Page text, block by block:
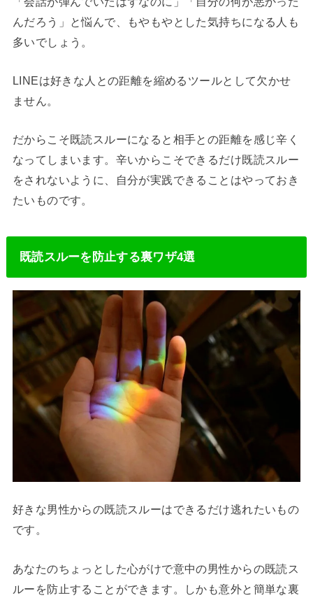
んだろう」と悩んで、もやもやとした気持ちになる人も
多いでしょう。
LINEは好きな人との距離を縮めるツールとして欠かせ
ません。
だからこそ既読スルーになると相手との距離を感じ辛く
なってしまいます。辛いからこそできるだけ既読スルー
をされないように、自分が実践できることはやっておき
たいものです。
既読スルーを防止する裏ワザ4選
好きな男性からの既読スルーはできるだけ逃れたいもの
です。
あなたのちょっとした心がけで意中の男性からの既読ス
ルーを防止することができます。しかも意外と簡単な裏